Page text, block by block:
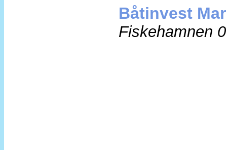
Båtinvest
Fiskehamnen 0